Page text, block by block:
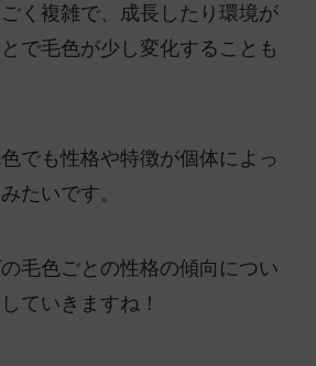
く複雑で、成長したり環境が
で毛色が少し変化することも
でも性格や特徴が個体によっ
たいです。
毛色ごとの性格の傾向につい
ていきますね！